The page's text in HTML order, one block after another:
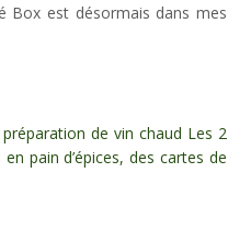
Box est désormais dans mes
de vin chaud Les 2
pain d’épices, des cartes de